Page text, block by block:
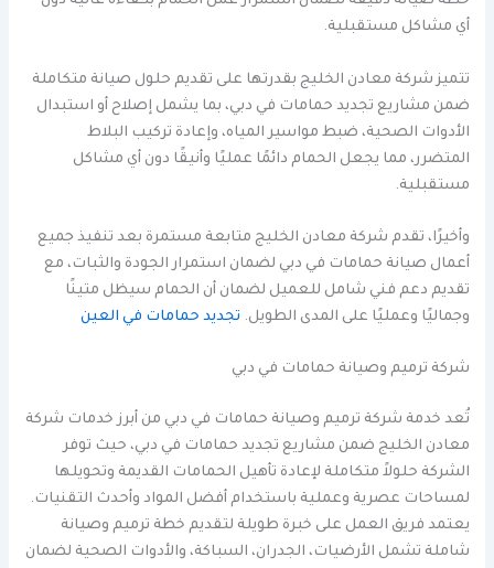
أي مشاكل مستقبلية.
تتميز شركة معادن الخليج بقدرتها على تقديم حلول صيانة متكاملة
ضمن مشاريع تجديد حمامات في دبي، بما يشمل إصلاح أو استبدال
الأدوات الصحية، ضبط مواسير المياه، وإعادة تركيب البلاط
المتضرر، مما يجعل الحمام دائمًا عمليًا وأنيقًا دون أي مشاكل
مستقبلية.
وأخيرًا، تقدم شركة معادن الخليج متابعة مستمرة بعد تنفيذ جميع
أعمال صيانة حمامات في دبي لضمان استمرار الجودة والثبات، مع
تقديم دعم فني شامل للعميل لضمان أن الحمام سيظل متينًا
وجماليًا وعمليًا على المدى الطويل. تجديد حمامات في العين
شركة ترميم وصيانة حمامات في دبي
تُعد خدمة شركة ترميم وصيانة حمامات في دبي من أبرز خدمات شركة
معادن الخليج ضمن مشاريع تجديد حمامات في دبي، حيث توفر
الشركة حلولاً متكاملة لإعادة تأهيل الحمامات القديمة وتحويلها
لمساحات عصرية وعملية باستخدام أفضل المواد وأحدث التقنيات.
يعتمد فريق العمل على خبرة طويلة لتقديم خطة ترميم وصيانة
شاملة تشمل الأرضيات، الجدران، السباكة، والأدوات الصحية لضمان